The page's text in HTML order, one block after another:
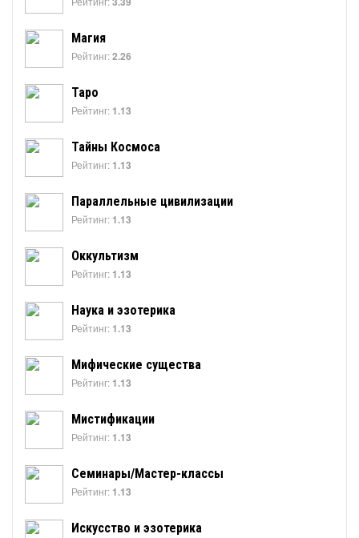
Магия
Рейтинг:2.26
Таро
Рейтинг: 1.13
Тайны Космоса
Рейтинг: 1.13
Параллельные цивилизации
Рейтинг: 1.13
Оккультизм
Рейтинг: 1.13
Наука и эзотерика
Рейтинг: 1.13
Мифические существа
Рейтинг: 1.13
Мистификации
Рейтинг: 1.13
Семинары/Мастер-классы
Рейтинг: 1.13
Искусство и эзотерика